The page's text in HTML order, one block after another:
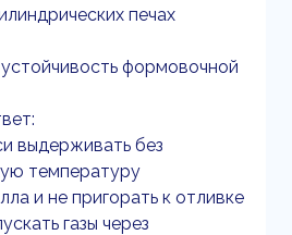
печах
формовочной
выдерживать без
температуру
и не пригорать к отливке
газы через